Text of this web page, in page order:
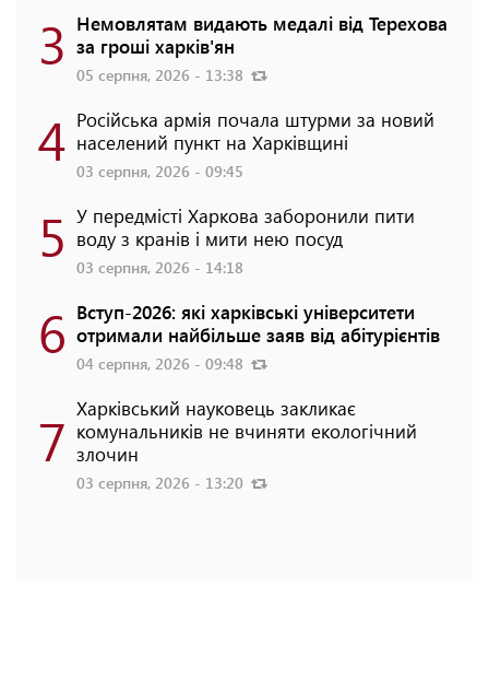
3 Немовлятам видають медалі від Терехова
за гроші харків'ян
05 серпня, 2026 - 13:38
4 Російська армія почала штурми за новий
населений пункт на Харківщині
03 серпня, 2026 - 09:45
5 У передмісті Харкова заборонили пити
воду з кранів і мити нею посуд
03 серпня, 2026 - 14:18
6 Вступ-2026: які харківські університети
отримали найбільше заяв від абітурієнтів
04 серпня, 2026 - 09:48
7 Харківський науковець закликає
комунальників не вчиняти екологічний
злочин
03 серпня, 2026 - 13:20